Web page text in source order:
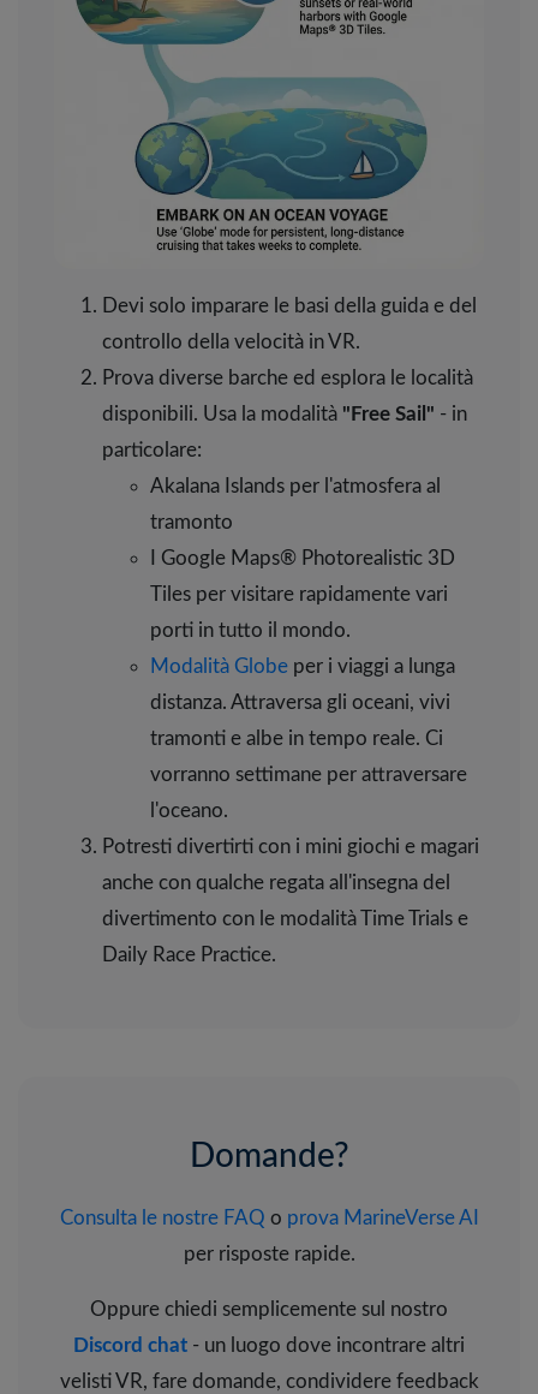
Devi solo imparare le basi della guida e del
controllo della velocità in VR.
Prova diverse barche ed esplora le località
disponibili. Usa la modalità "Free Sail" - in
particolare:
Akalana Islands per l'atmosfera al
tramonto
I Google Maps® Photorealistic 3D
Tiles per visitare rapidamente vari
porti in tutto il mondo.
Modalità Globe per i viaggi a lunga
distanza. Attraversa gli oceani, vivi
tramonti e albe in tempo reale. Ci
vorranno settimane per attraversare
l'oceano.
Potresti divertirti con i mini giochi e magari
anche con qualche regata all'insegna del
divertimento con le modalità Time Trials e
Daily Race Practice.
Domande?
Consulta le nostre FAQ o prova MarineVerse AI
per risposte rapide.
Oppure chiedi semplicemente sul nostro
Discord chat - un luogo dove incontrare altri
velisti VR, fare domande, condividere feedback